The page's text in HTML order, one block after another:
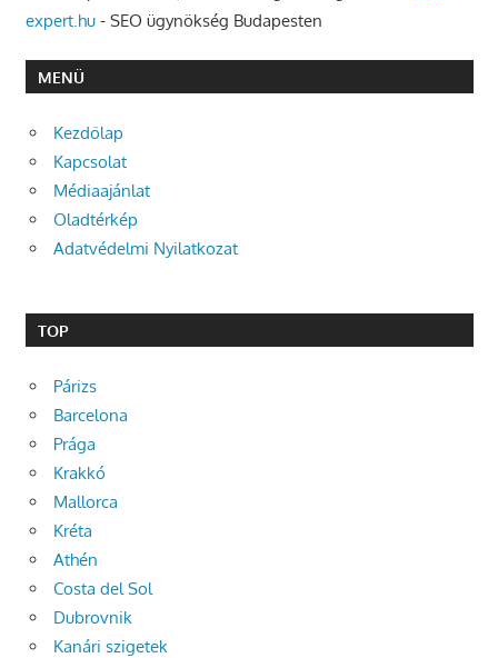
expert.hu- SEO ügynökség Budapesten
MENÜ
Kezdőlap
Kapcsolat
Médiaajánlat
Oladtérkép
Adatvédelmi Nyilatkozat
TOP
Párizs
Barcelona
Prága
Krakkó
Mallorca
Kréta
Athén
Costa del Sol
Dubrovnik
Kanári szigetek